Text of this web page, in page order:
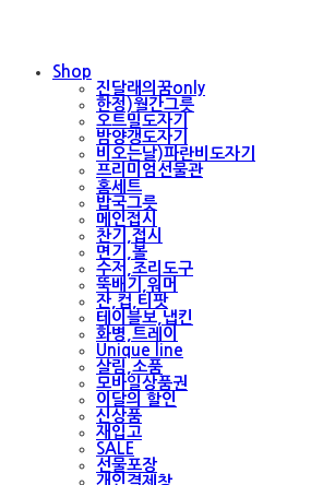
Shop
진달래의꿈only
한정)월간그릇
오트밀도자기
밤양갱도자기
비오는날)파란비도자기
프리미엄선물관
홈세트
밥국그릇
메인접시
찬기,접시
면기,볼
수저,조리도구
뚝배기,워머
잔,컵,티팟
테이블보,냅킨
화병,트레이
Unique line
살림,소품
모바일상품권
이달의 할인
신상품
재입고
SALE
선물포장
개인결제창